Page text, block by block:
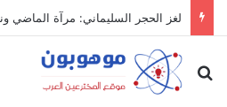
لغز الحجر السليماني: مرآة الماضي
بحث عن